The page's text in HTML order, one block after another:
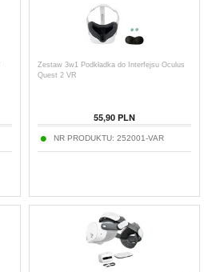
Zestaw 3w1 Podkładka do Interfejsu Oculus
Quest 2 VR
55,90 PLN
NR PRODUKTU: 252001-VAR